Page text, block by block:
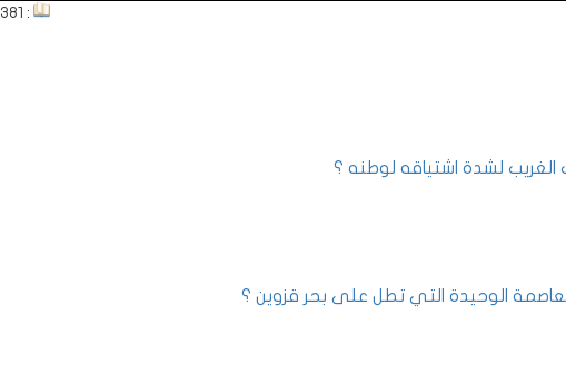
: 6381
الغريب لشدة اشتياقه لوطنه ؟
الوحيدة التي تطل على بحر قزوين ؟